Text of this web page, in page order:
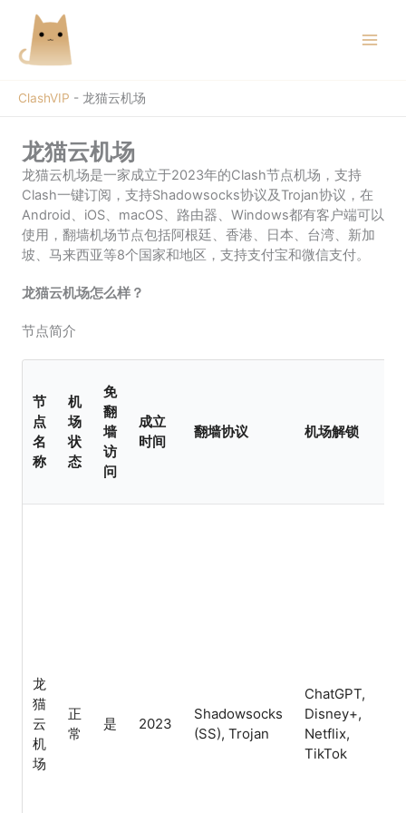
ClashVIP - 龙猫云机场
龙猫云机场
龙猫云机场是一家成立于2023年的Clash节点机场，支持
Clash一键订阅，支持Shadowsocks协议及Trojan协议，在
Android、iOS、macOS、路由器、Windows都有客户端可以
使用，翻墙机场节点包括阿根廷、香港、日本、台湾、新加
坡、马来西亚等8个国家和地区，支持支付宝和微信支付。
龙猫云机场怎么样？
节点简介
节
点
名
称
机
场
状
态
免
翻
墙
访
问
成立
时间
翻墙协议 机场解锁
龙
猫
云
机
场
正
常
是 2023
Shadowsocks
(SS), Trojan
ChatGPT,
Disney+,
Netflix,
TikTok